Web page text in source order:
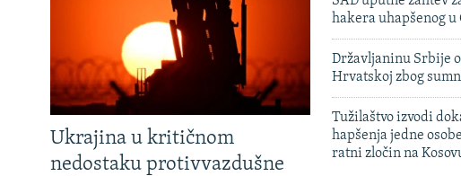
Ukrajina u kritičnom
nedostaku protivvazdušne
hakera uhapšenog u
Državljaninu Srbije
Hrvatskoj zbog
Tužilaštvo izvodi
hapšenja jedne
ratni zločin na